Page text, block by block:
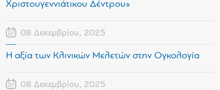
Χριστουγεννιάτικου Δέντρου»
08 Δεκεμβρίου, 2025
Η αξία των Κλινικών Μελετών στην Ογκολογία
08 Δεκεμβρίου, 2025